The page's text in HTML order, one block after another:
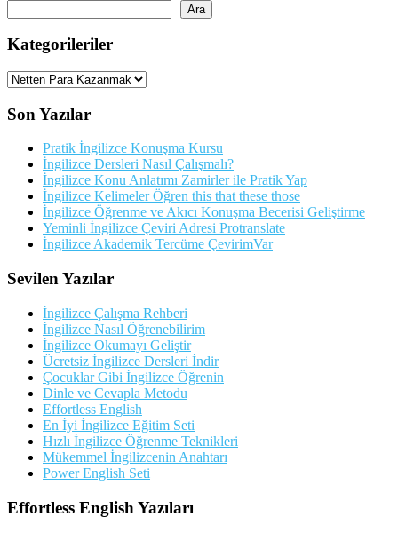
Ara
Kategorileriler
Kategorileriler
Son Yazılar
Pratik İngilizce Konuşma Kursu
İngilizce Dersleri Nasıl Çalışmalı?
İngilizce Konu Anlatımı Zamirler ile Pratik Yap
İngilizce Kelimeler Öğren this that these those
İngilizce Öğrenme ve Akıcı Konuşma Becerisi Geliştirme
Yeminli İngilizce Çeviri Adresi Protranslate
İngilizce Akademik Tercüme ÇevirimVar
Sevilen Yazılar
İngilizce Çalışma Rehberi
İngilizce Nasıl Öğrenebilirim
İngilizce Okumayı Geliştir
Ücretsiz İngilizce Dersleri İndir
Çocuklar Gibi İngilizce Öğrenin
Dinle ve Cevapla Metodu
Effortless English
En İyi İngilizce Eğitim Seti
Hızlı İngilizce Öğrenme Teknikleri
Mükemmel İngilizcenin Anahtarı
Power English Seti
Effortless English Yazıları